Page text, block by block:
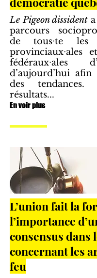
Le Pigeon dissident
parcours
de tousᐧte les
provinciauxᐧales
fédérauxᐧales
d’aujourd’hui
des
résultats...
En voir plus
L’union fait la
l’importance
consensus dans
concernant les
feu